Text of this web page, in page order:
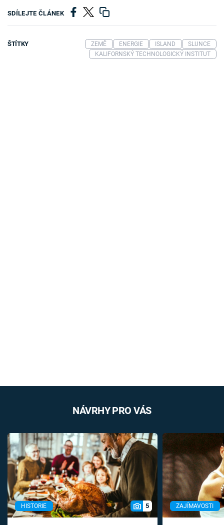
SDÍLEJTE ČLÁNEK
ŠTÍTKY ZEMĚ ENERGIE ISLAND
SLUNCE
KALIFORNSKÝ TECHNOLOGICKÝ INSTITUT
NÁVRHY PRO VÁS
HISTORIE 5 ZAJÍMAVOSTI